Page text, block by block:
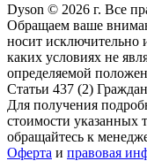
Dyson © 2026 г. Все
Обращаем ваше
носит
каких условиях не
определяемой
Статьи 437 (2)
Для получения
стоимости указанных
обращайтесь к
Оферта и правовая